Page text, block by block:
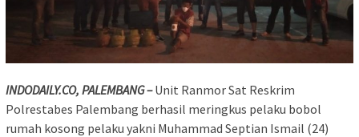
INDODAILY.CO, PALEMBANG – Unit Ranmor Sat Reskrim
Polrestabes Palembang berhasil meringkus pelaku bobol
rumah kosong pelaku yakni Muhammad Septian Ismail (24)